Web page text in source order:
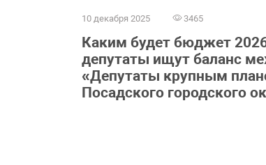
10 декабря 2025 3465
Каким будет бюджет
депутаты ищут баланс
«Депутаты крупным
Посадского городского